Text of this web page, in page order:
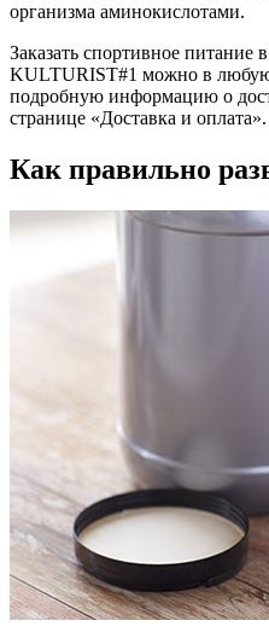
организма аминокислотами.
Заказать спортивное питание
KULTURIST#1 можно в любую
подробную информацию о
странице «Доставка и оплата».
Как правильно